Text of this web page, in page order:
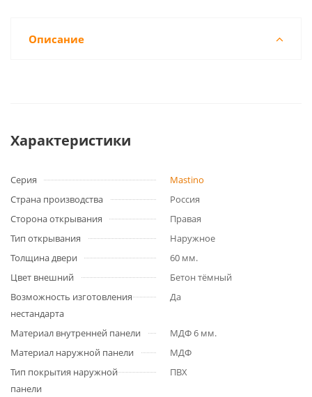
Описание
Характеристики
Серия
Mastino
Страна производства
Россия
Сторона открывания
Правая
Тип открывания
Наружное
Толщина двери
60 мм.
Цвет внешний
Бетон тёмный
Возможность изготовления
нестандарта
Да
Материал внутренней панели
МДФ 6 мм.
Материал наружной панели
МДФ
Тип покрытия наружной
панели
ПВХ